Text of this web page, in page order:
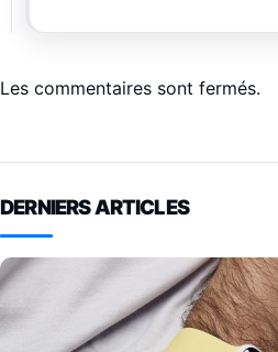
Les commentaires sont fermés.
DERNIERS ARTICLES